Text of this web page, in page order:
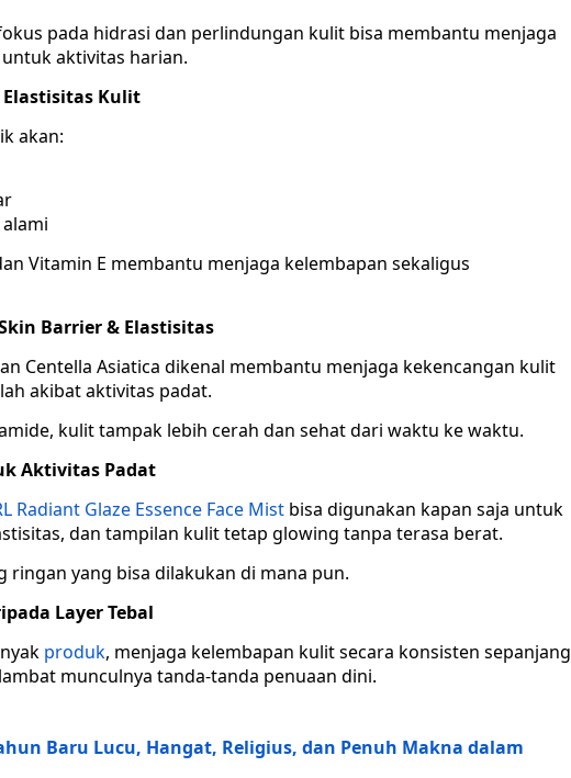
pada hidrasi dan perlindungan kulit bisa membantu menjaga
aktivitas harian.
Kulit
akan:
Vitamin E membantu menjaga kelembapan sekaligus
Barrier & Elastisitas
Centella Asiatica dikenal membantu menjaga kekencangan kulit
akibat aktivitas padat.
kulit tampak lebih cerah dan sehat dari waktu ke waktu.
Aktivitas Padat
Radiant Glaze Essence Face Mist bisa digunakan kapan saja untuk
dan tampilan kulit tetap glowing tanpa terasa berat.
yang bisa dilakukan di mana pun.
Layer Tebal
produk, menjaga kelembapan kulit secara konsisten sepanjang
munculnya tanda-tanda penuaan dini.
Baru Lucu, Hangat, Religius, dan Penuh Makna dalam